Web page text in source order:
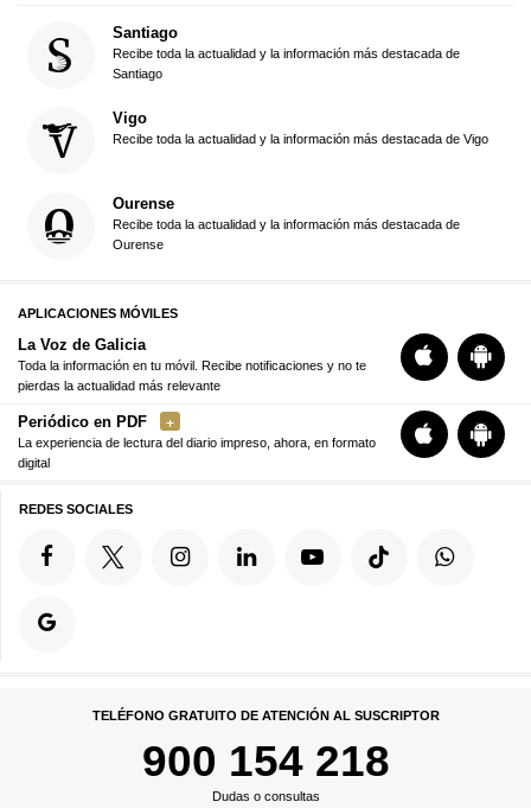
Santiago
Recibe toda la actualidad y la información más destacada de
Santiago
Vigo
Recibe toda la actualidad y la información más destacada de Vigo
Ourense
Recibe toda la actualidad y la información más destacada de
Ourense
APLICACIONES MÓVILES
La Voz de Galicia
Toda la información en tu móvil. Recibe notificaciones y no te
pierdas la actualidad más relevante
Periódico en PDF
La experiencia de lectura del diario impreso, ahora, en formato
digital
REDES SOCIALES
TELÉFONO GRATUITO DE ATENCIÓN AL SUSCRIPTOR
900 154 218
Dudas o consultas